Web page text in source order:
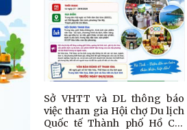
Sở VHTT và DL thông báo
việc tham gia Hội chợ Du lịch
Quốc tế Thành phố Hồ Chí